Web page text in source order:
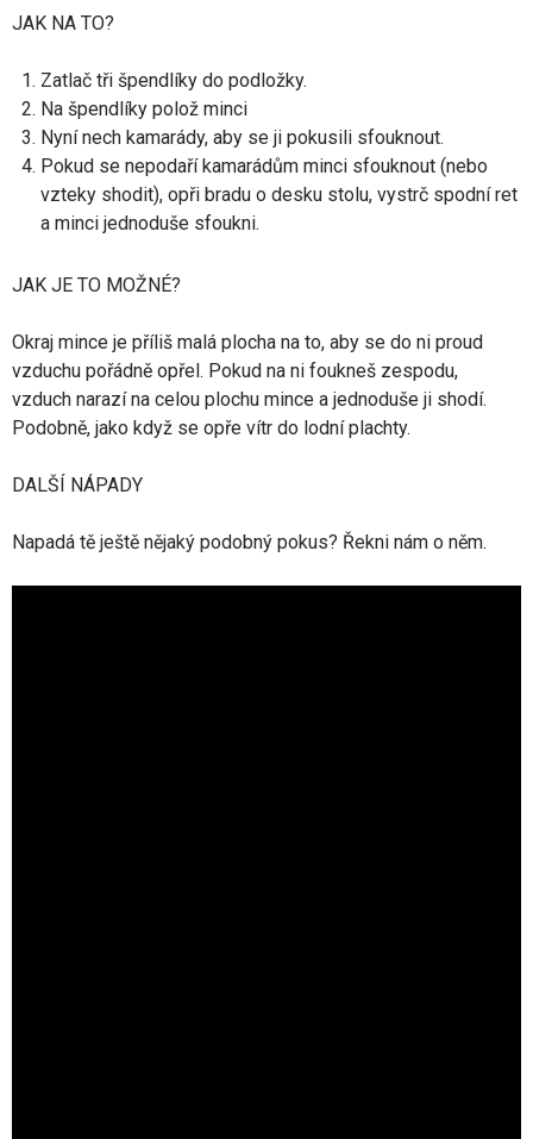
JAK NA TO?
Zatlač tři špendlíky do podložky.
Na špendlíky polož minci
Nyní nech kamarády, aby se ji pokusili sfouknout.
Pokud se nepodaří kamarádům minci sfouknout (nebo
vzteky shodit), opři bradu o desku stolu, vystrč spodní ret
a minci jednoduše sfoukni.
JAK JE TO MOŽNÉ?
Okraj mince je příliš malá plocha na to, aby se do ni proud
vzduchu pořádně opřel. Pokud na ni foukneš zespodu,
vzduch narazí na celou plochu mince a jednoduše ji shodí.
Podobně, jako když se opře vítr do lodní plachty.
DALŠÍ NÁPADY
Napadá tě ještě nějaký podobný pokus? Řekni nám o něm.